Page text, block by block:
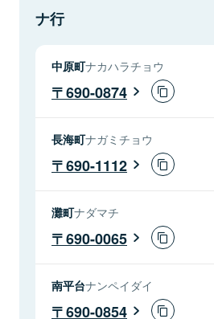
ナ行
中原町ナカハラチョウ
690-0874
長海町ナガミチョウ
690-1112
灘町ナダマチ
690-0065
南平台ナンペイダイ
690-0854